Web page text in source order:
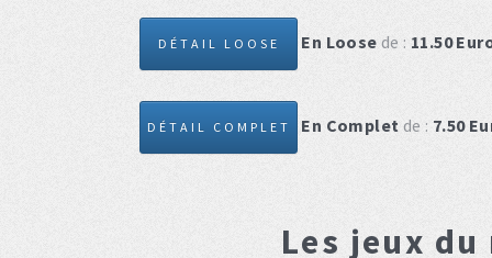
DÉTAIL LOOSE En Loose de : 11.50
DÉTAIL COMPLET En Complet de : 7.50
Les jeux